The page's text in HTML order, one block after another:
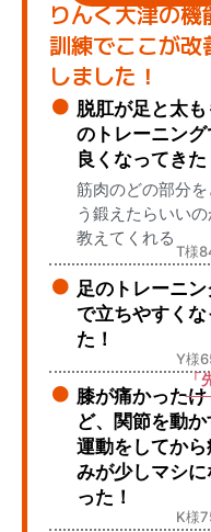
りんく大津の機
訓練でここが改
しました！
脱肛が足と太も
のトレーニング
良くなってきた
筋肉のどの部分
う鍛えたらいい
教えてくれる
T様
足のトレーニン
で立ちやすくな
た！
Y様
膝が痛かったけ
ど、関節を動か
運動をしてから
みが少しマシに
った！
K様